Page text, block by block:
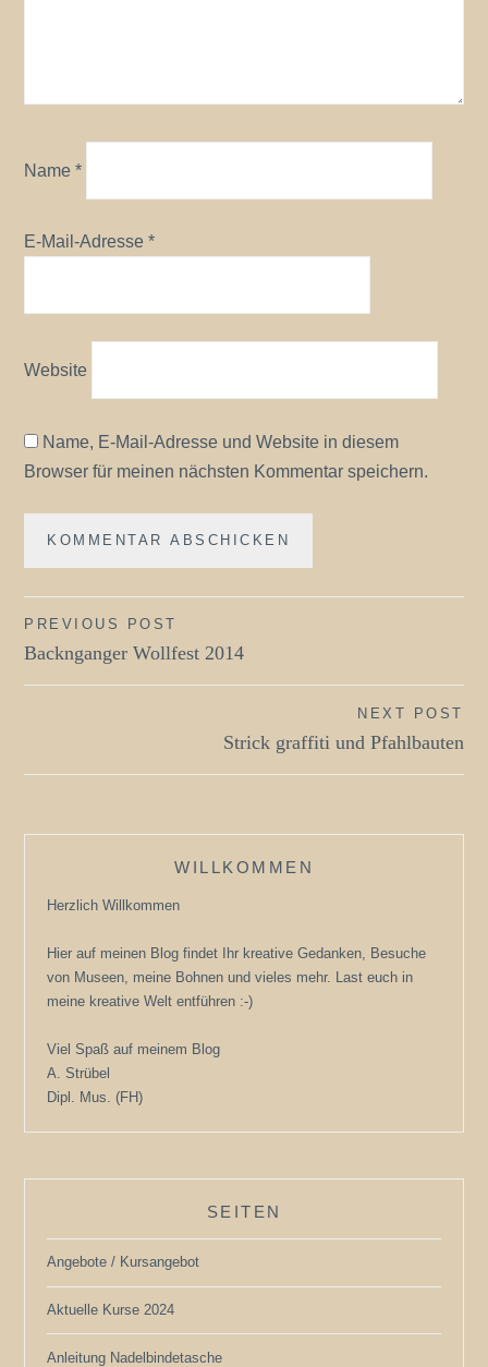
Name*
E-Mail-Adresse*
Website
Name, E-Mail-Adresse und Website in diesem
Browser für meinen nächsten Kommentar speichern.
Beitragsnavigation
PREVIOUS POST
Backnganger Wollfest 2014
NEXT POST
Strick graffiti und Pfahlbauten
WILLKOMMEN
Herzlich Willkommen
Hier auf meinen Blog findet Ihr kreative Gedanken, Besuche
von Museen, meine Bohnen und vieles mehr. Last euch in
meine kreative Welt entführen :-)
Viel Spaß auf meinem Blog
A. Strübel
Dipl. Mus. (FH)
SEITEN
Angebote / Kursangebot
Aktuelle Kurse 2024
Anleitung Nadelbindetasche